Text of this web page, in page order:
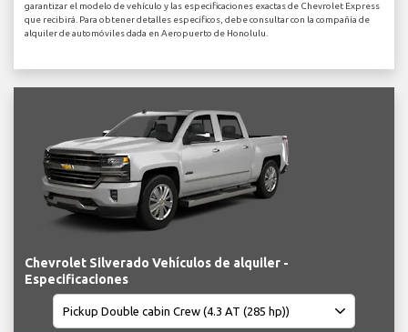
garantizar el modelo de vehículo y las especificaciones exactas de Chevrolet Express
que recibirá. Para obtener detalles específicos, debe consultar con la compañía de
alquiler de automóviles dada en Aeropuerto de Honolulu.
Chevrolet Silverado Vehículos de alquiler -
Especificaciones